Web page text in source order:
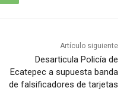
Artículo siguiente
Desarticula Policía de
Ecatepec a supuesta banda
de falsificadores de tarjetas